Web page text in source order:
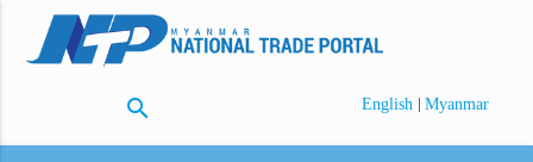
search English | Myanmar